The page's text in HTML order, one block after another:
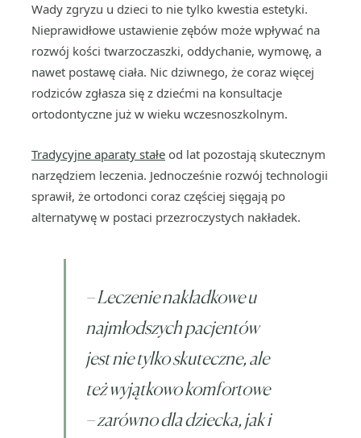
Wady zgryzu u dzieci to nie tylko kwestia estetyki.
Nieprawidłowe ustawienie zębów może wpływać na
rozwój kości twarzoczaszki, oddychanie, wymowę, a
nawet postawę ciała. Nic dziwnego, że coraz więcej
rodziców zgłasza się z dziećmi na konsultacje
ortodontyczne już w wieku wczesnoszkolnym.
Tradycyjne aparaty stałe od lat pozostają skutecznym
narzędziem leczenia. Jednocześnie rozwój technologii
sprawił, że ortodonci coraz częściej sięgają po
alternatywę w postaci przezroczystych nakładek.
–Leczenie nakładkowe u
najmłodszych pacjentów
jest nie tylko skuteczne, ale
też wyjątkowo komfortowe
– zarówno dla dziecka, jak i